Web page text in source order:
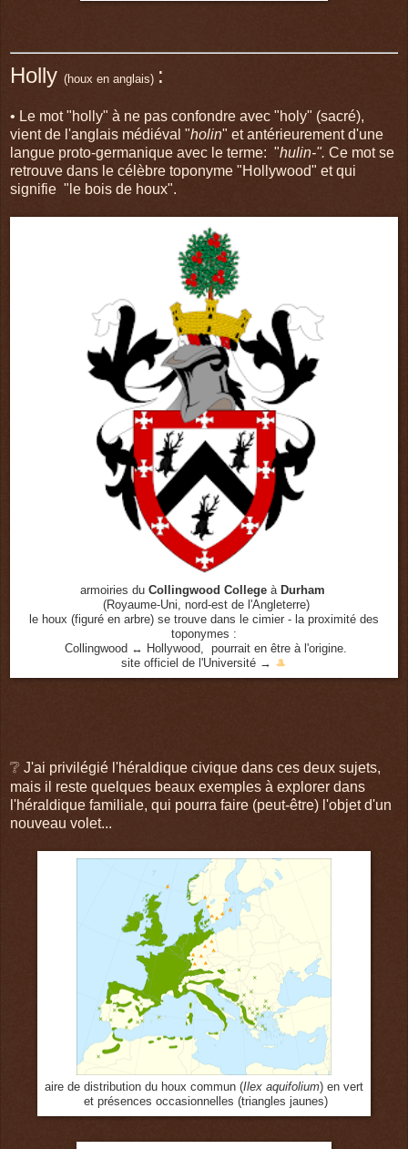
Holly (houx en anglais) :
• Le mot "holly" à ne pas confondre avec "holy" (sacré),
vient de l'anglais médiéval "holin" et antérieurement d'une
langue proto-germanique avec le terme: "hulin-". Ce mot se
retrouve dans le célèbre toponyme "Hollywood" et qui
signifie "le bois de houx".
armoiries du Collingwood Collegeà Durham
(Royaume-Uni, nord-est de l'Angleterre)
le houx (figuré en arbre) se trouve dans le cimier - la proximité des
toponymes :
Collingwood ↔ Hollywood, pourrait en être à l'origine.
site officiel de l'Université → 🎩
❔ J'ai privilégié l'héraldique civique dans ces deux sujets,
mais il reste quelques beaux exemples à explorer dans
l'héraldique familiale, qui pourra faire (peut-être) l'objet d'un
nouveau volet...
aire de distribution du houx commun (Ilex aquifolium) en vert
et présences occasionnelles (triangles jaunes)